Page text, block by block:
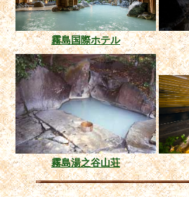
霧島国際ホテル
霧島湯之谷山荘